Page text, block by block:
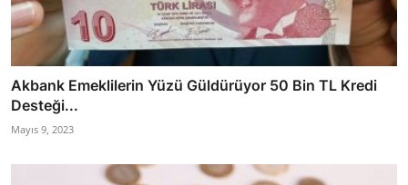
Akbank Emeklilerin Yüzü Güldürüyor 50 Bin TL Kredi
Desteği...
Mayıs 9, 2023